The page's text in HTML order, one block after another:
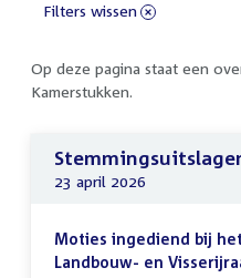
Op deze pagina staat een
Kamerstukken.
23 april 2026
Moties ingediend bij
Landbouw- en
Filters wissen